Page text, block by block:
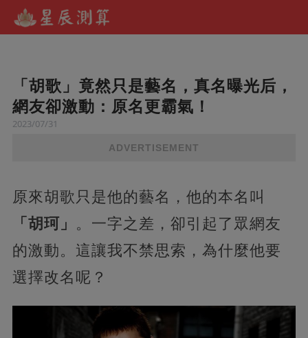
「胡歌」竟然只是藝名，真名曝光后，
網友卻激動：原名更霸氣！
2023/07/31
ADVERTISEMENT
原來胡歌只是他的藝名，他的本名叫
「胡珂」 。一字之差，卻引起了眾網友
的激動。這讓我不禁思索，為什麼他要
選擇改名呢？